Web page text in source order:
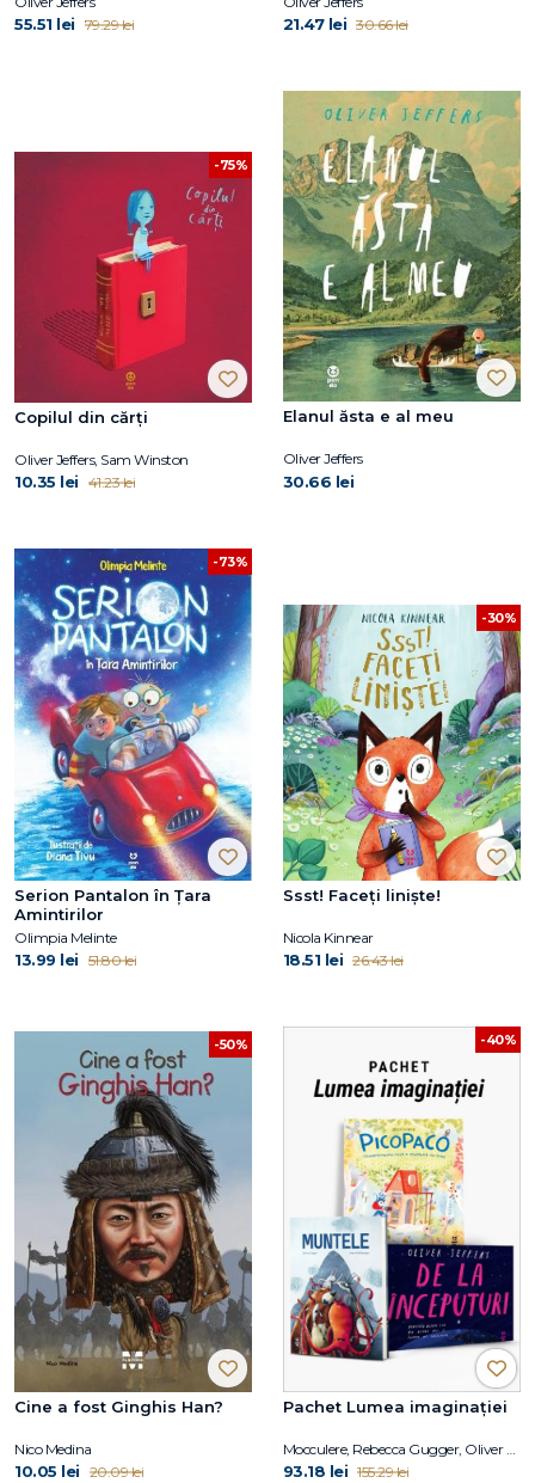
55.51 lei 79.29 lei 21.47 lei 30.66 lei
-75%
Copilul din cărți
Oliver Jeffers, Sam Winston
10.35 lei 41.23 lei
Elanul ăsta e al meu
Oliver Jeffers
30.66 lei
-73%
Serion Pantalon în Țara
Amintirilor
Olimpia Melinte
13.99 lei 51.80 lei
-30%
Ssst! Faceți liniște!
Nicola Kinnear
18.51 lei 26.43 lei
-50%
Cine a fost Ginghis Han?
Nico Medina
10.05 lei 20.09 lei
-40%
Pachet Lumea imaginației
93.18 lei 155.29 lei